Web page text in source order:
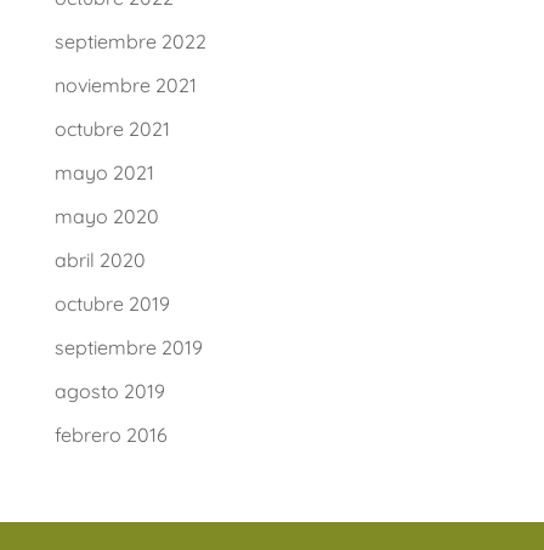
septiembre 2022
noviembre 2021
octubre 2021
mayo 2021
mayo 2020
abril 2020
octubre 2019
septiembre 2019
agosto 2019
febrero 2016